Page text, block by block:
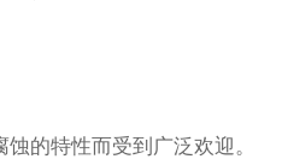
的特性而受到广泛欢迎。